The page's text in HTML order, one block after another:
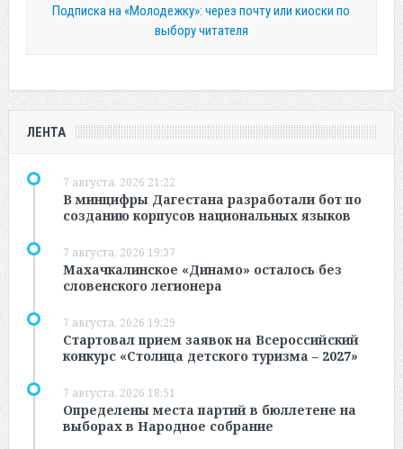
Подписка на «Молодежку»: через почту или киоски по
выбору читателя
ЛЕНТА
7 августа, 2026 21:22
В минцифры Дагестана разработали бот по
созданию корпусов национальных языков
7 августа, 2026 19:37
Махачкалинское «Динамо» осталось без
словенского легионера
7 августа, 2026 19:29
Стартовал прием заявок на Всероссийский
конкурс «Столица детского туризма – 2027»
7 августа, 2026 18:51
Определены места партий в бюллетене на
выборах в Народное собрание